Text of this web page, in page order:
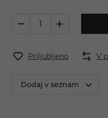
Priljubljeno V
Dodaj v seznam